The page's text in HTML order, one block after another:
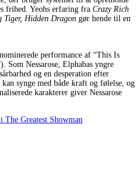
frihed. Yeohs erfaring fra Crazy Rich
Tiger, Hidden Dragon gør hende til en
performance af “This Is
Som Nessarose, Elphabas yngre
og en desperation efter
synge med både kraft og følelse, og
karakterer giver Nessarose
Greatest Showman